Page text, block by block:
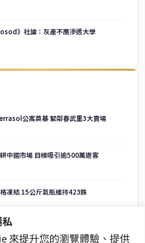
來提升您的瀏覽體驗、提供
》社論：灰產不應滲透大學
公寓奠基 緊鄰春武里3大賣場
中國市場 目標吸引逾500萬遊客
凍結 15公斤氣瓶維持423銖
槍擊案 學生槍手自戕 動機待查
一家總部設於曼谷的中文新聞媒體，致力於
新聞內容。
房地產